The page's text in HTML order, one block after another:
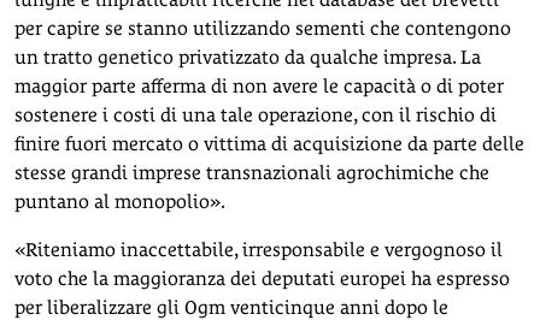
per capire se stanno utilizzando sementi che contengono
un tratto genetico privatizzato da qualche impresa. La
maggior parte afferma di non avere le capacità o di poter
sostenere i costi di una tale operazione, con il rischio di
finire fuori mercato o vittima di acquisizione da parte delle
stesse grandi imprese transnazionali agrochimiche che
puntano al monopolio».
«Riteniamo inaccettabile, irresponsabile e vergognoso il
voto che la maggioranza dei deputati europei ha espresso
per liberalizzare gli Ogm venticinque anni dopo le